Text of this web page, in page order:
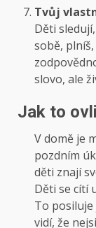
Tvůj
Děti
sobě,
slovo, ale
Jak to
V domě je
pozdním
děti znají
Děti se cítí
To
vidí, že